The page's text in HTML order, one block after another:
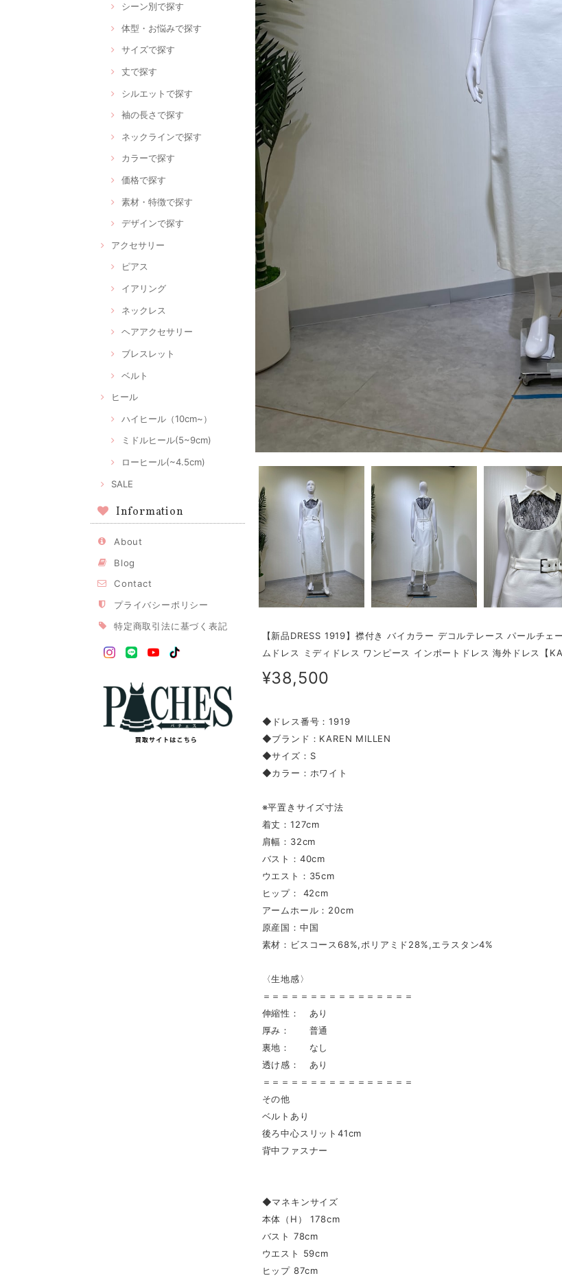
シーン別で探す
体型・お悩みで探す
サイズで探す
丈で探す
シルエットで探す
袖の長さで探す
ネックラインで探す
カラーで探す
価格で探す
素材・特徴で探す
デザインで探す
アクセサリー
ピアス
イアリング
ネックレス
ヘアアクセサリー
ブレスレット
ベルト
ヒール
ハイヒール（10cm~）
ミドルヒール(5~9cm)
ローヒール(~4.5cm)
SALE
Information
About
Blog
Contact
プライバシーポリシー
特定商取引法に基づく表記
【新品DRESS 1919】襟付き バイカラー デコルテレース パールチ
ムドレス ミディドレス ワンピース インポートドレス 海外ドレス【
¥38,500
◆ドレス番号：1919
◆ブランド：KAREN MILLEN
◆サイズ：S
◆カラー：ホワイト
※平置きサイズ寸法
着丈：127cm
肩幅：32cm
バスト：40cm
ウエスト：35cm
ヒップ： 42cm
アームホール：20cm
原産国：中国
素材：ビスコース68%,ポリアミド28%,エラスタン4%
〈生地感〉
＝＝＝＝＝＝＝＝＝＝＝＝＝＝＝＝
伸縮性： あり
厚み： 普通
裏地： なし
透け感： あり
＝＝＝＝＝＝＝＝＝＝＝＝＝＝＝＝
その他
ベルトあり
後ろ中心スリット41cm
背中ファスナー
◆マネキンサイズ
本体（H） 178cm
バスト 78cm
ウエスト 59cm
ヒップ 87cm